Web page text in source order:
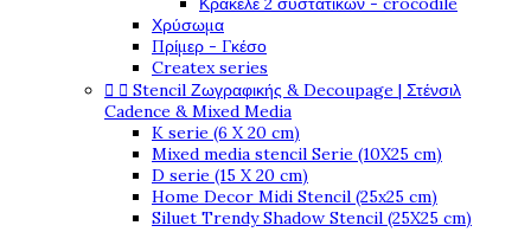
Χρύσωμα
Πρίμερ - Γκέσο
Createx series
  Stencil Ζωγραφικής & Decoupage | Στένσιλ
Cadence & Mixed Media
K serie (6 X 20 cm)
Mixed media stencil Serie (10X25 cm)
D serie (15 X 20 cm)
Home Decor Midi Stencil (25x25 cm)
Siluet Trendy Shadow Stencil (25X25 cm)